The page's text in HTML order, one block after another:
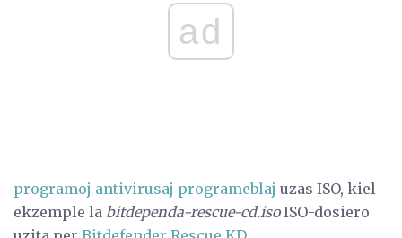
ad
programoj antivirusaj programeblaj uzas ISO, kiel
ekzemple la bitdependa-rescue-cd.isoISO-dosiero